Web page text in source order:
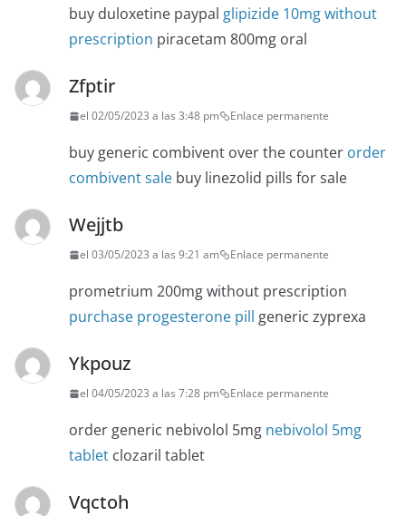
buy duloxetine paypal glipizide 10mg without
prescription piracetam 800mg oral
Zfptir
el 02/05/2023 a las 3:48 pm Enlace permanente
buy generic combivent over the counter order
combivent sale buy linezolid pills for sale
Wejjtb
el 03/05/2023 a las 9:21 am Enlace permanente
prometrium 200mg without prescription
purchase progesterone pill generic zyprexa
Ykpouz
el 04/05/2023 a las 7:28 pm Enlace permanente
order generic nebivolol 5mg nebivolol 5mg
tablet clozaril tablet
Vqctoh